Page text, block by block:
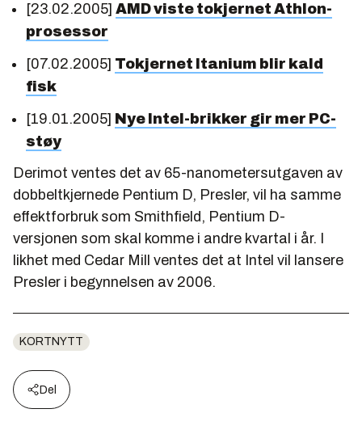
[23.02.2005] AMD viste tokjernet Athlon-
prosessor
[07.02.2005] Tokjernet Itanium blir kald
fisk
[19.01.2005] Nye Intel-brikker gir mer PC-
støy
Derimot ventes det av 65-nanometersutgaven av
dobbeltkjernede Pentium D, Presler, vil ha samme
effektforbruk som Smithfield, Pentium D-
versjonen som skal komme i andre kvartal i år. I
likhet med Cedar Mill ventes det at Intel vil lansere
Presler i begynnelsen av 2006.
KORTNYTT
Del